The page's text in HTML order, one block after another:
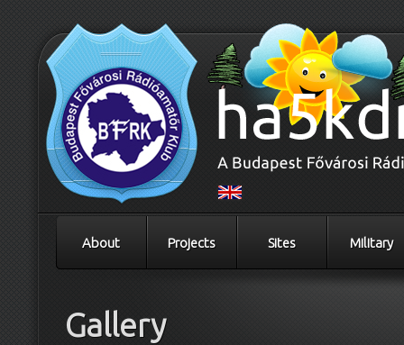
About Projects Sites Military
Gallery